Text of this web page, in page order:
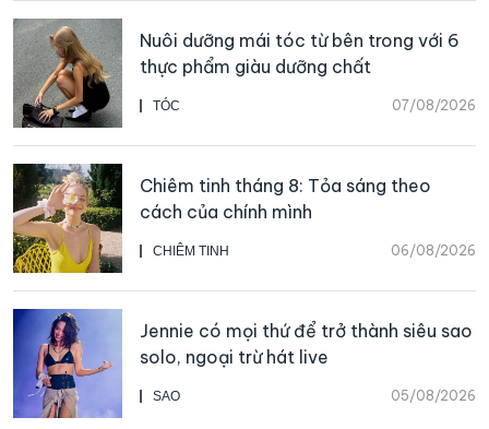
TÓC 07/08/2026
Nuôi dưỡng mái tóc từ bên trong với 6
thực phẩm giàu dưỡng chất
CHIÊM TINH 06/08/2026
Chiêm tinh tháng 8: Tỏa sáng theo
cách của chính mình
SAO 05/08/2026
Jennie có mọi thứ để trở thành siêu sao
solo, ngoại trừ hát live